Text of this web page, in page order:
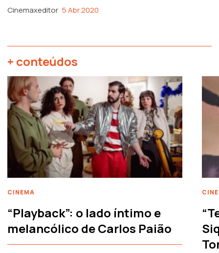
Cinemaxeditor 5 Abr 2020
+ conteúdos
CINEMA
“Playback”: o lado íntimo e
melancólico de Carlos Paião